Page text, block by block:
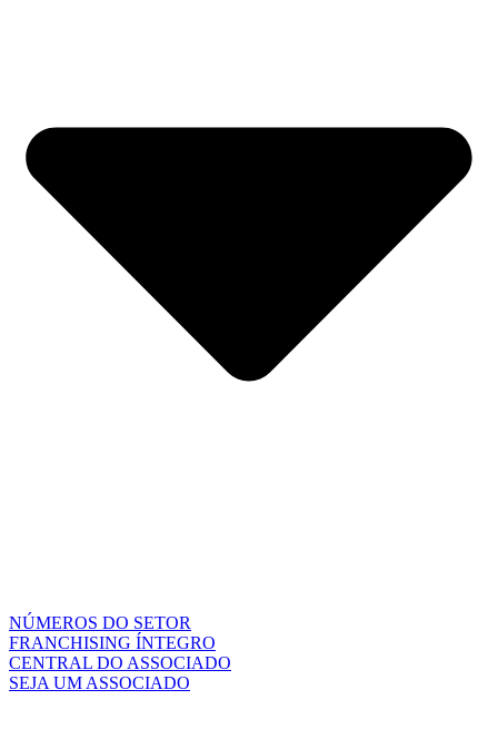
NÚMEROS DO SETOR
FRANCHISING ÍNTEGRO
CENTRAL DO ASSOCIADO
SEJA UM ASSOCIADO